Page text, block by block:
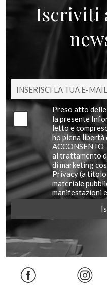
Iscriviti
Preso atto
la presente
letto e
ho piena libertà
ACCONSENTO
al trattamento
di marketing
Privacy (a
materiale
manifestazioni